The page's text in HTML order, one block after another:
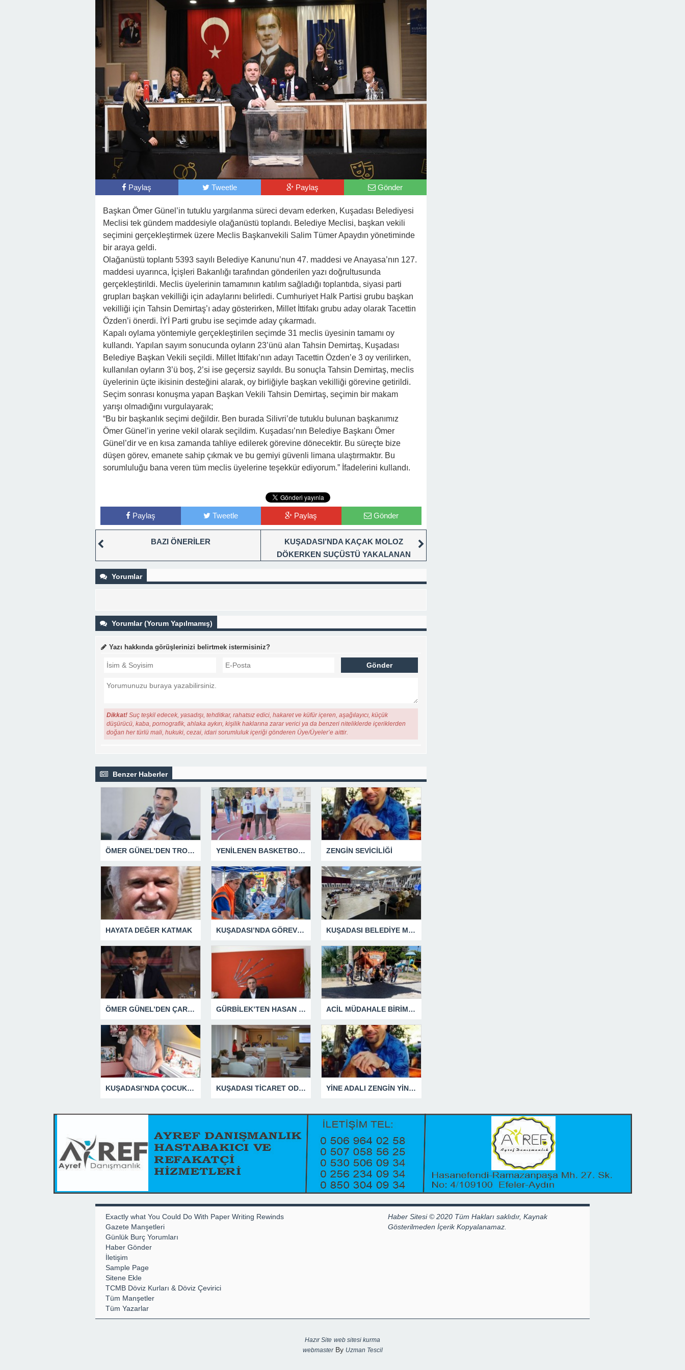
Paylaş Tweetle Paylaş Gönder
Başkan Ömer Günel’in tutuklu yargılanma süreci devam ederken, Kuşadası Belediyesi
Meclisi tek gündem maddesiyle olağanüstü toplandı. Belediye Meclisi, başkan vekili
seçimini gerçekleştirmek üzere Meclis Başkanvekili Salim Tümer Apaydın yönetiminde
bir araya geldi.
Olağanüstü toplantı 5393 sayılı Belediye Kanunu’nun 47. maddesi ve Anayasa’nın 127.
maddesi uyarınca, İçişleri Bakanlığı tarafından gönderilen yazı doğrultusunda
gerçekleştirildi. Meclis üyelerinin tamamının katılım sağladığı toplantıda, siyasi parti
grupları başkan vekilliği için adaylarını belirledi. Cumhuriyet Halk Partisi grubu başkan
vekilliği için Tahsin Demirtaş’ı aday gösterirken, Millet İttifakı grubu aday olarak Tacettin
Özden’i önerdi. İYİ Parti grubu ise seçimde aday çıkarmadı.
Kapalı oylama yöntemiyle gerçekleştirilen seçimde 31 meclis üyesinin tamamı oy
kullandı. Yapılan sayım sonucunda oyların 23’ünü alan Tahsin Demirtaş, Kuşadası
Belediye Başkan Vekili seçildi. Millet İttifakı’nın adayı Tacettin Özden’e 3 oy verilirken,
kullanılan oyların 3’ü boş, 2’si ise geçersiz sayıldı. Bu sonuçla Tahsin Demirtaş, meclis
üyelerinin üçte ikisinin desteğini alarak, oy birliğiyle başkan vekilliği görevine getirildi.
Seçim sonrası konuşma yapan Başkan Vekili Tahsin Demirtaş, seçimin bir makam
yarışı olmadığını vurgulayarak;
“Bu bir başkanlık seçimi değildir. Ben burada Silivri’de tutuklu bulunan başkanımız
Ömer Günel’in yerine vekil olarak seçildim. Kuşadası’nın Belediye Başkanı Ömer
Günel’dir ve en kısa zamanda tahliye edilerek görevine dönecektir. Bu süreçte bize
düşen görev, emanete sahip çıkmak ve bu gemiyi güvenli limana ulaştırmaktır. Bu
sorumluluğu bana veren tüm meclis üyelerine teşekkür ediyorum.” İfadelerini kullandı.
Paylaş Tweetle Paylaş Gönder
BAZI ÖNERİLER
KUŞADASI’NDA KAÇAK MOLOZ
DÖKERKEN SUÇÜSTÜ YAKALANAN
Yorumlar
Yorumlar (Yorum Yapılmamış)
Yazı hakkında görüşlerinizi belirtmek istermisiniz?
Dikkat! Suç teşkil edecek, yasadışı, tehditkar, rahatsız edici, hakaret ve küfür içeren, aşağılayıcı, küçük
düşürücü, kaba, pornografik, ahlaka aykırı, kişilik haklarına zarar verici ya da benzeri niteliklerde içeriklerden
doğan her türlü mali, hukuki, cezai, idari sorumluluk içeriği gönderen Üye/Üyeler’e aittir.
Benzer Haberler
ÖMER GÜNEL’DEN TROLLERE YÖNELİK SUÇ DUYURUSU YENİLENEN BASKETBOL SAHASINA EFE İBRİKOĞLU’NUN ADI VERİLDİ ZENGİN SEVİCİLİĞİ
HAYATA DEĞER KATMAK KUŞADASI’NDA GÖREV ŞEHİTLERİ UNUTULMADI KUŞADASI BELEDİYE MECLİSİ’NDEN ÖNEMLİ KARARLAR
ÖMER GÜNEL’DEN ÇARPICI AÇIKLAMALAR GÜRBİLEK’TEN HASAN SARGIN’A YANIT GECİKMEDİ ACİL MÜDAHALE BİRİMİ HİZMETİNİ SÜRDÜRÜYOR
KUŞADASI’NDA ÇOCUKLUĞUN HATIRALARI OYUNCAK MÜZESİNDE HAYAT BULACAK KUŞADASI TİCARET ODASI TEMMUZ MECLİSİNDE YEREL İŞLETMELERE ANLAMLI DESTEK YİNE ADALI ZENGİN YİNE BEN DEDİ
Exactly what You Could Do With Paper Writing Rewinds
Gazete Manşetleri
Günlük Burç Yorumları
Haber Gönder
İletişim
Sample Page
Sitene Ekle
TCMB Döviz Kurları & Döviz Çevirici
Tüm Manşetler
Tüm Yazarlar
Haber Sitesi © 2020 Tüm Hakları saklıdır, Kaynak
Gösterilmeden İçerik Kopyalanamaz.
Hazır Site web sitesi kurma
webmasterBy Uzman Tescil